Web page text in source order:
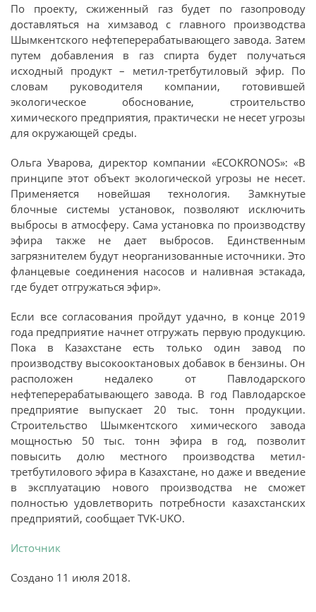
По проекту, сжиженный газ будет по газопроводу
доставляться на химзавод с главного производства
Шымкентского нефтеперерабатывающего завода. Затем
путем добавления в газ спирта будет получаться
исходный продукт – метил-третбутиловый эфир. По
словам руководителя компании, готовившей
экологическое обоснование, строительство
химического предприятия, практически не несет угрозы
для окружающей среды.
Ольга Уварова, директор компании «ECOKRONOS»: «В
принципе этот объект экологической угрозы не несет.
Применяется новейшая технология. Замкнутые
блочные системы установок, позволяют исключить
выбросы в атмосферу. Сама установка по производству
эфира также не дает выбросов. Единственным
загрязнителем будут неорганизованные источники. Это
фланцевые соединения насосов и наливная эстакада,
где будет отгружаться эфир».
Если все согласования пройдут удачно, в конце 2019
года предприятие начнет отгружать первую продукцию.
Пока в Казахстане есть только один завод по
производству высокооктановых добавок в бензины. Он
расположен недалеко от Павлодарского
нефтеперерабатывающего завода. В год Павлодарское
предприятие выпускает 20 тыс. тонн продукции.
Строительство Шымкентского химического завода
мощностью 50 тыс. тонн эфира в год, позволит
повысить долю местного производства метил-
третбутилового эфира в Казахстане, но даже и введение
в эксплуатацию нового производства не сможет
полностью удовлетворить потребности казахстанских
предприятий, сообщает TVK-UKO.
Источник
Создано 11 июля 2018.